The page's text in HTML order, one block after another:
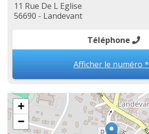
11 Rue De L Eglise
56690 - Landevant
Téléphone
Afficher le numéro *
+
−